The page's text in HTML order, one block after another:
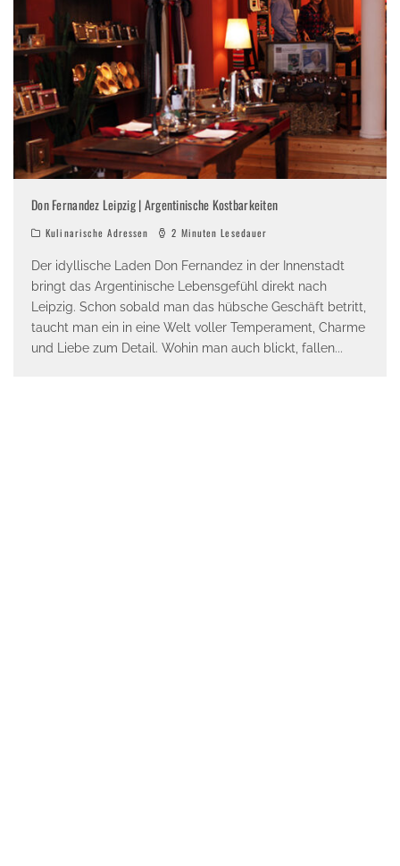
Don Fernandez Leipzig | Argentinische Kostbarkeiten
Kulinarische Adressen 2 Minuten Lesedauer
Der idyllische Laden Don Fernandez in der Innenstadt
bringt das Argentinische Lebensgefühl direkt nach
Leipzig. Schon sobald man das hübsche Geschäft betritt,
taucht man ein in eine Welt voller Temperament, Charme
und Liebe zum Detail. Wohin man auch blickt, fallen...